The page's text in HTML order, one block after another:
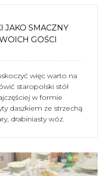
JAKO SMACZNY
GOŚCI
więc warto na
staropolski stół
w formie
daszkiem ze strzechą
drabiniasty wóz.